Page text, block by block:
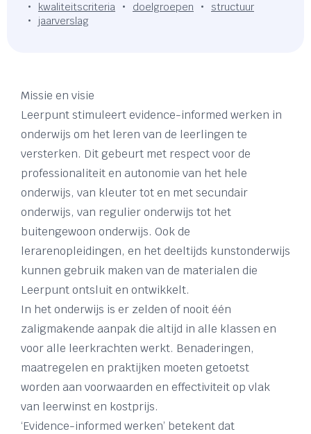
kwaliteitscriteria
doelgroepen
structuur
jaarverslag
Missie en visie
Leerpunt stimuleert evidence-informed werken in
onderwijs om het leren van de leerlingen te
versterken. Dit gebeurt met respect voor de
professionaliteit en autonomie van het hele
onderwijs, van kleuter tot en met secundair
onderwijs, van regulier onderwijs tot het
buitengewoon onderwijs. Ook de
lerarenopleidingen, en het deeltijds kunstonderwijs
kunnen gebruik maken van de materialen die
Leerpunt ontsluit en ontwikkelt.
In het onderwijs is er zelden of nooit één
zaligmakende aanpak die altijd in alle klassen en
voor alle leerkrachten werkt. Benaderingen,
maatregelen en praktijken moeten getoetst
worden aan voorwaarden en effectiviteit op vlak
van leerwinst en kostprijs.
‘Evidence-informed werken’ betekent dat